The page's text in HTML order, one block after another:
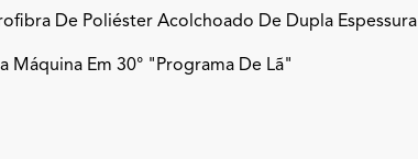
De Poliéster Acolchoado De Dupla Espessura
Máquina Em 30° "programa De Lã"